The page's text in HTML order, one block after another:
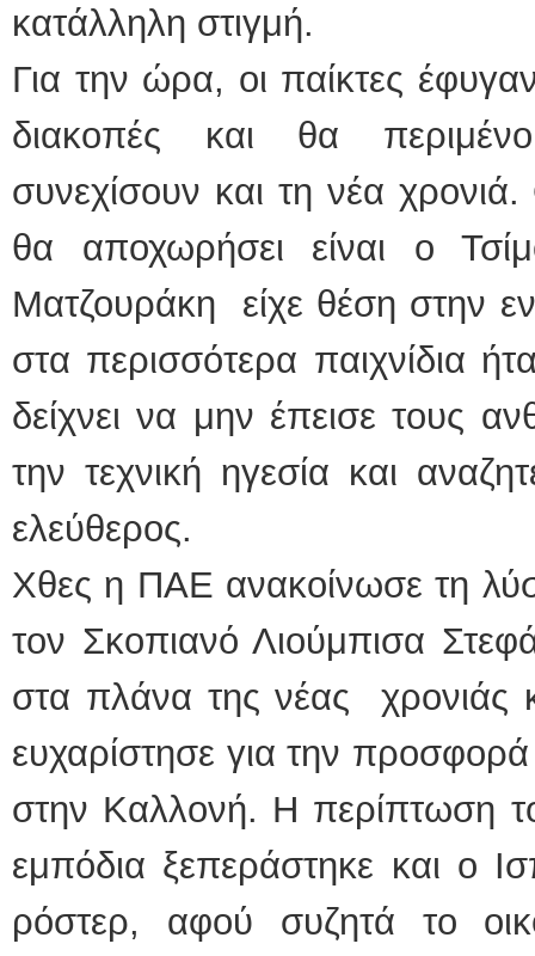
κατάλληλη στιγμή.
Για την ώρα, οι παίκτες
διακοπές και θα
συνεχίσουν και τη νέα
θα αποχωρήσει είναι ο
Ματζουράκη είχε θέση στην
στα περισσότερα παιχνίδια
δείχνει να μην έπεισε τους
την τεχνική ηγεσία και
ελεύθερος.
Χθες η ΠΑΕ ανακοίνωσε τη
τον Σκοπιανό Λιούμπισα
στα πλάνα της νέας χρονιάς
ευχαρίστησε για την
στην Καλλονή. Η περίπτωση
εμπόδια ξεπεράστηκε και ο
ρόστερ, αφού συζητά το